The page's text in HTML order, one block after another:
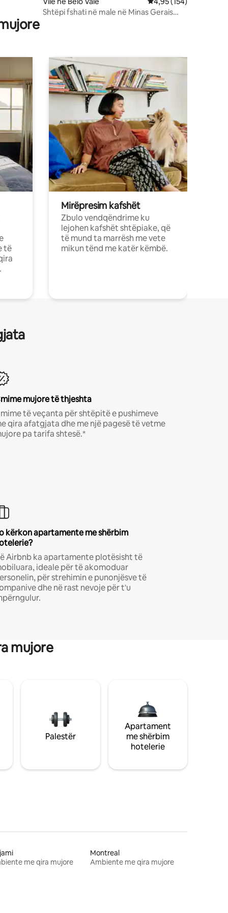
Shtëpi fshati në male në Minas Gerais
të
Mirëpresim kafshët
Zbulo vendqëndrime ku
lejohen kafshët shtëpiake, që
të mund ta marrësh me vete
mikun tënd me katër këmbë.
mujore të thjeshta
të veçanta për shtëpitë e pushimeve
qira afatgjata dhe me një pagesë të vetme
pa tarifa shtesë.*
kërkon apartamente me shërbim
Airbnb ka apartamente plotësisht të
ideale për të akomoduar
për strehimin e punonjësve të
dhe në rast nevoje për t'u
mujore
Palestër
Apartament
me shërbim
hotelerie
me qira mujore
Montreal
Ambiente me qira mujore